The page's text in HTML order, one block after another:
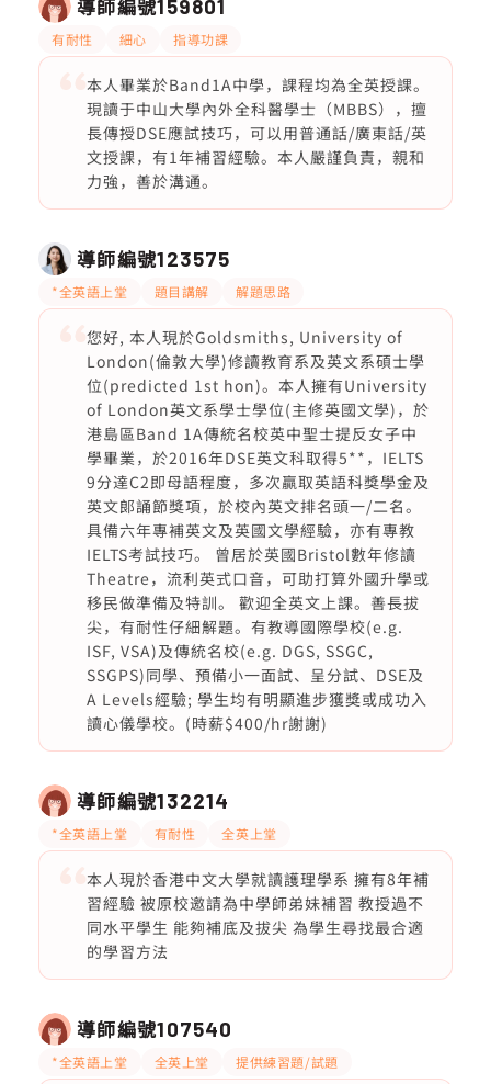
導師編號159801
有耐性 細心 指導功課
本人畢業於Band1A中學，課程均為全英授課。
現讀于中山大學內外全科醫學士（MBBS），擅
長傳授DSE應試技巧，可以用普通話/廣東話/英
文授課，有1年補習經驗。本人嚴謹負責，親和
力強，善於溝通。
導師編號123575
*全英語上堂 題目講解 解題思路
您好, 本人現於Goldsmiths, University of
London(倫敦大學)修讀教育系及英文系碩士學
位(predicted 1st hon)。本人擁有University
of London英文系學士學位(主修英國文學)，於
港島區Band 1A傳統名校英中聖士提反女子中
學畢業，於2016年DSE英文科取得5**，IELTS
9分達C2即母語程度，多次贏取英語科獎學金及
英文郞誦節獎項，於校內英文排名頭一/二名。
具備六年專補英文及英國文學經驗，亦有專教
IELTS考試技巧。 曾居於英國Bristol數年修讀
Theatre，流利英式口音，可助打算外國升學或
移民做準備及特訓。 歡迎全英文上課。善長拔
尖，有耐性仔細解題。有教導國際學校(e.g.
ISF, VSA)及傳統名校(e.g. DGS, SSGC,
SSGPS)同學、預備小一面試、呈分試、DSE及
A Levels經驗; 學生均有明顯進步獲獎或成功入
讀心儀學校。(時薪$400/hr謝謝)
導師編號132214
*全英語上堂 有耐性 全英上堂
本人現於香港中文大學就讀護理學系 擁有8年補
習經驗 被原校邀請為中學師弟妹補習 教授過不
同水平學生 能夠補底及拔尖 為學生尋找最合適
的學習方法
導師編號107540
*全英語上堂 全英上堂 提供練習題/試題